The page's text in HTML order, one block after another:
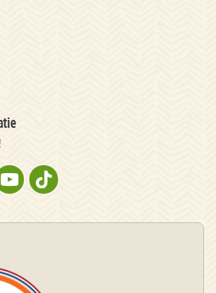
FACEBOOK
OP INSTAGRAM
OP PINTEREST
NATURESCANNER OP YOUTUBE
NATURESCANNER OP TIKTOK